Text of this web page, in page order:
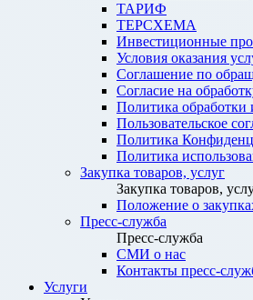
ТАРИФ
ТЕРСХЕМА
Инвестиционные
Условия оказания
Соглашение по
Согласие на
Политика
Пользовательское
Политика
Политика
Закупка товаров, услуг
Закупка товаров,
Положение о
Пресс-служба
Пресс-служба
СМИ о нас
Контакты пресс-
Услуги